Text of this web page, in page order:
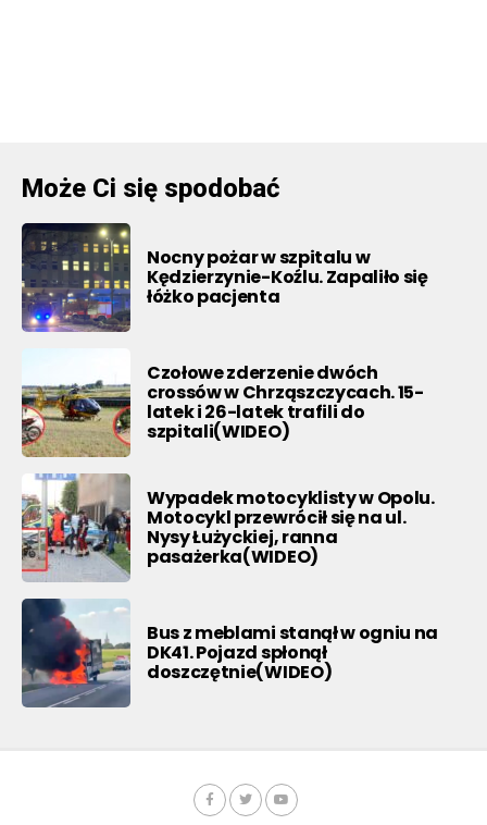
Może Ci się spodobać
Nocny pożar w szpitalu w
Kędzierzynie-Koźlu. Zapaliło się
łóżko pacjenta
Czołowe zderzenie dwóch
crossów w Chrząszczycach. 15-
latek i 26-latek trafili do
szpitali(WIDEO)
Wypadek motocyklisty w Opolu.
Motocykl przewrócił się na ul.
Nysy Łużyckiej, ranna
pasażerka(WIDEO)
Bus z meblami stanął w ogniu na
DK41. Pojazd spłonął
doszczętnie(WIDEO)